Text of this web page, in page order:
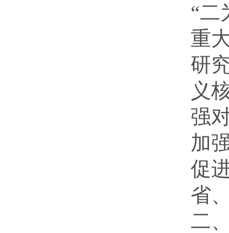
“二
重
研
义
强
加
促
省
二